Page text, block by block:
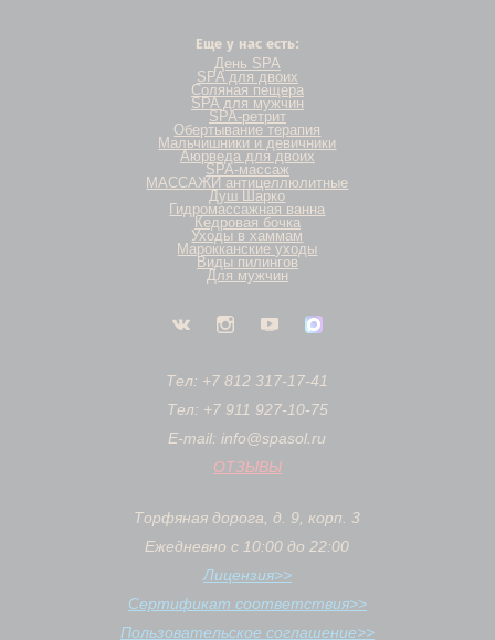
Еще у нас есть:
День SPA
SPA для двоих
Соляная пещера
SPA для мужчин
SPA-ретрит
Обертывание терапия
Мальчишники и девичники
Аюрведа для двоих
SPA-массаж
МАССАЖИ антицеллюлитные
Душ Шарко
Гидромассажная ванна
Кедровая бочка
Уходы в хаммам
Марокканские уходы
Виды пилингов
Для мужчин
Тел: +7 812 317-17-41
Тел: +7 911 927-10-75
E-mail: info@spasol.ru
ОТЗЫВЫ
Торфяная дорога, д. 9, корп. 3
Ежедневно с 10:00 до 22:00
Лицензия>>
Сертификат соответствия>>
Пользовательское соглашение>>